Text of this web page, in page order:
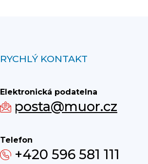
RYCHLÝ KONTAKT
Elektronická podatelna
posta@muor.cz
Telefon
+420 596 581 111